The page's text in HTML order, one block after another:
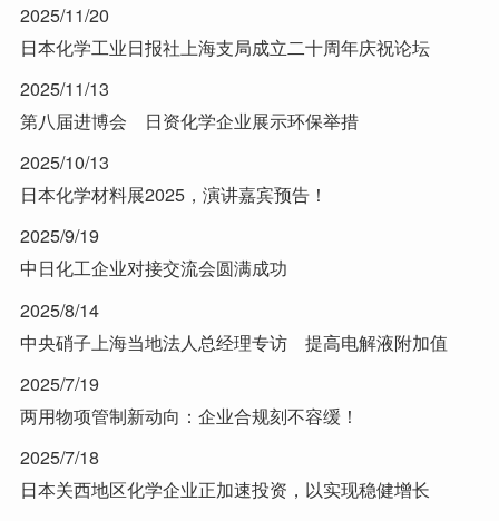
2025/11/20
日本化学工业日报社上海支局成立二十周年庆祝论坛
2025/11/13
第八届进博会 日资化学企业展示环保举措
2025/10/13
日本化学材料展2025，演讲嘉宾预告！
2025/9/19
中日化工企业对接交流会圆满成功
2025/8/14
中央硝子上海当地法人总经理专访 提高电解液附加值
2025/7/19
两用物项管制新动向：企业合规刻不容缓！
2025/7/18
日本关西地区化学企业正加速投资，以实现稳健增长